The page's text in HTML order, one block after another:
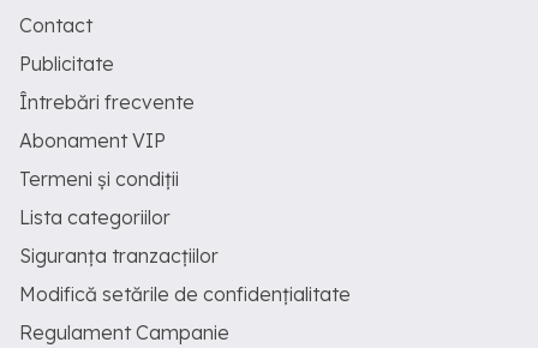
Contact
Publicitate
Întrebări frecvente
Abonament VIP
Termeni și condiții
Lista categoriilor
Siguranța tranzacțiilor
Modifică setările de confidențialitate
Regulament Campanie